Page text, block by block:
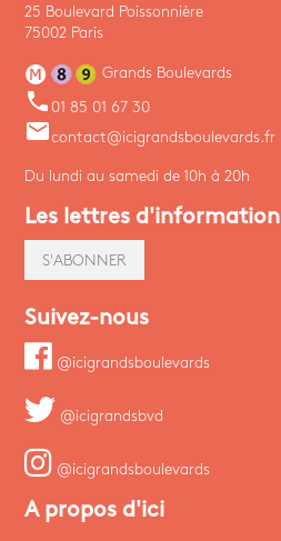
25 Boulevard Poissonnière
75002 Paris
Grands Boulevards
phone 01 85 01 67 30
emailcontact@icigrandsboulevards.fr
Du lundi au samedi de 10h à 20h
Les lettres d'information
S'ABONNER
Suivez-nous
@icigrandsboulevards
@icigrandsbvd
@icigrandsboulevards
A propos d'ici